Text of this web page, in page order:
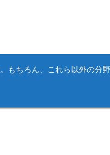
もちろん、これら以外の分